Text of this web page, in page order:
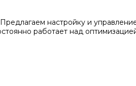
настройку и
работает над